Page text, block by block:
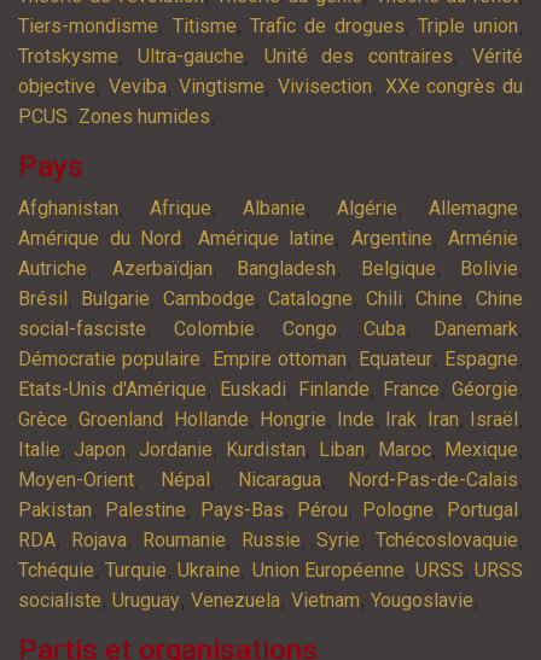
Tiers-mondisme, Titisme,Trafic de drogues,Triple union,
Trotskysme,Ultra-gauche, Unité des contraires,Vérité
objective, Veviba,Vingtisme,Vivisection, XXe congrès du
PCUS, Zones humides,
Pays
Afghanistan, Afrique, Albanie, Algérie, Allemagne,
Amérique du Nord , Amérique latine, Argentine, Arménie,
Autriche, Azerbaïdjan, Bangladesh, Belgique, Bolivie,
Brésil , Bulgarie, Cambodge, Catalogne, Chili, Chine, Chine
social-fasciste, Colombie, Congo,Cuba, Danemark,
Démocratie populaire, Empire ottoman, Equateur, Espagne,
Etats-Unis d'Amérique, Euskadi, Finlande, France,Géorgie,
Grèce, Groenland , Hollande, Hongrie, Inde, Irak, Iran, Israël ,
Italie, Japon, Jordanie, Kurdistan, Liban, Maroc, Mexique,
Moyen-Orient, Népal , Nicaragua, Nord-Pas-de-Calais,
Pakistan, Palestine, Pays-Bas, Pérou, Pologne, Portugal ,
RDA, Rojava, Roumanie, Russie, Syrie, Tchécoslovaquie,
Tchéquie,Turquie,Ukraine, Union Européenne, URSS,URSS
socialiste, Uruguay, Venezuela, Vietnam, Yougoslavie,
Partis et organisations